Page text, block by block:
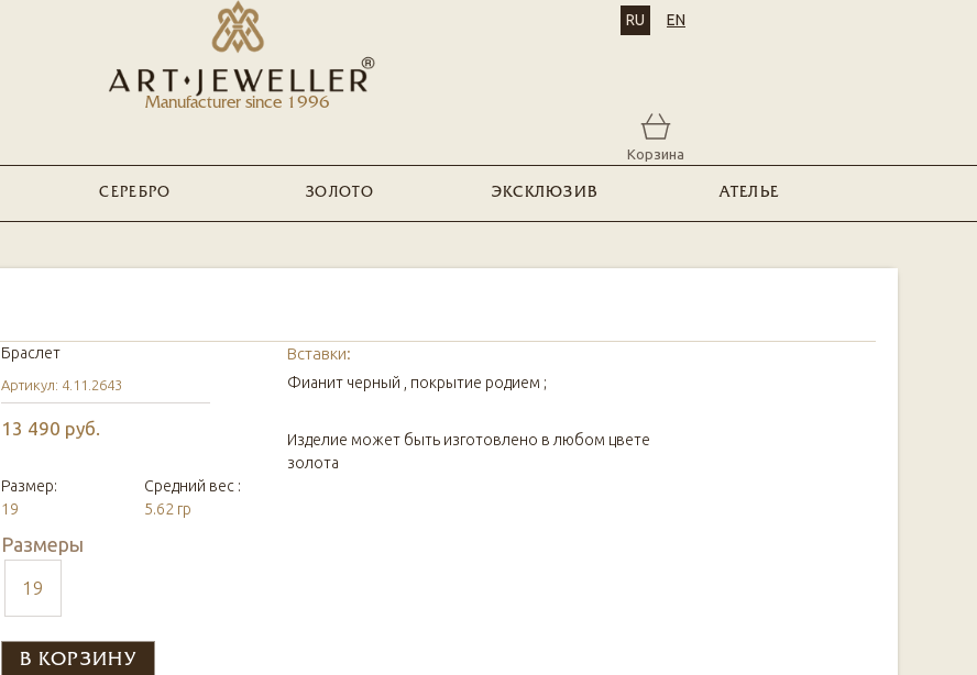
Manufacturer since 1996
RU EN
Корзина
СЕРЕБРО ЗОЛОТО ЭКСКЛЮЗИВ АТЕЛЬЕ
Браслет
Артикул: 4.11.2643
13 490 руб.
Размер:
19
Средний вес :
5.62 гр
Размеры
19
Вставки:
Фианит черный , покрытие родием ;
Изделие может быть изготовлено в любом цвете
золота